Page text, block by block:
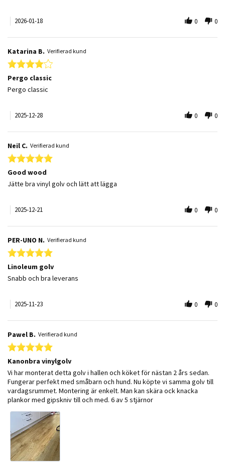
2026-01-18 0 0
Katarina B. Verifierad kund
4.0 star rating
Pergo classic
Review by Katarina B. on 28 Dec 2025
review stating Pergo classic
Pergo classic
2025-12-28 0 0
Neil C. Verifierad kund
5.0 star rating
Good wood
Review by Neil C. on 21 Dec 2025
review stating Good wood
Jätte bra vinyl golv och lätt att lägga
2025-12-21 0 0
PER-UNO N. Verifierad kund
5.0 star rating
Linoleum golv
Review by PER-UNO N. on 23 Nov 2025
review stating Linoleum golv
Snabb och bra leverans
2025-11-23 0 0
Pawel B. Verifierad kund
5.0 star rating
Kanonbra vinylgolv
Review by Pawel B. on 20 Oct 2025
review stating Kanonbra vinylgolv
Vi har monterat detta golv i hallen och köket för nästan 2 års sedan.
Fungerar perfekt med småbarn och hund. Nu köpte vi samma golv till
vardagsrummet. Montering är enkelt. Man kan skära ock knacka
plankor med gipskniv till och med. 6 av 5 stjärnor